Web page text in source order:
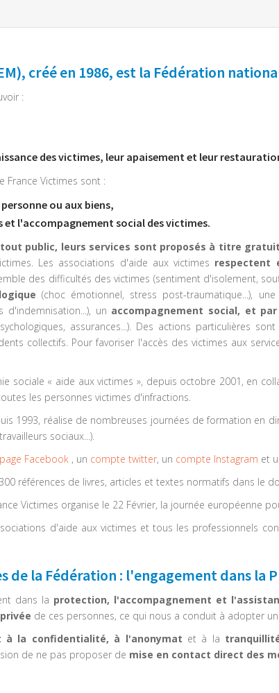
créé en 1986, est la Fédération
:
des victimes, leur apaisement et leur
France Victimes sont :
ou aux biens,
l'accompagnement social des victimes.
public, leurs services sont proposés à titre
Les associations d'aide aux victimes respectent
des difficultés des victimes (sentiment d'isolement,
(choc émotionnel, stress post-traumatique...), une
un accompagnement social, et
assurances...). Des actions particulières
collectifs. Pour favoriser l'accès des victimes aux
sociale « aide aux victimes », depuis octobre 2001, en
les personnes victimes d'infractions.
1993, réalise de nombreuses journées de formation en
sociaux...).
Facebook , un compte twitter, un compte Instagram et
références de livres, articles et textes normatifs dans le
Victimes organise le 22 Février, la journée européenne
d'aide aux victimes et tous les professionnels
de la Fédération : l'engagement dans la
dans la protection, l'accompagnement et
de ces personnes, ce qui nous a conduit à adopter
à la confidentialité, à l'anonymat et à la
de ne pas proposer de mise en contact direct des